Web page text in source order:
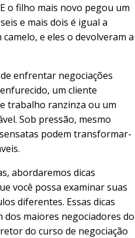
o filho mais novo pegou um
e mais dois é igual a
e eles o devolveram a
enfrentar negociações
um cliente
trabalho ranzinza ou um
Sob pressão, mesmo
podem transformar-
abordaremos dicas
você possa examinar suas
diferentes. Essas dicas
maiores negociadores do
do curso de negociação